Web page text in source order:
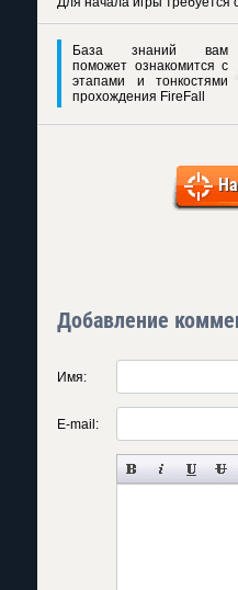
База знаний вам
поможет ознакомится с
этапами и тонкостями
прохождения FireFall
Добавление
Имя:
E-mail: